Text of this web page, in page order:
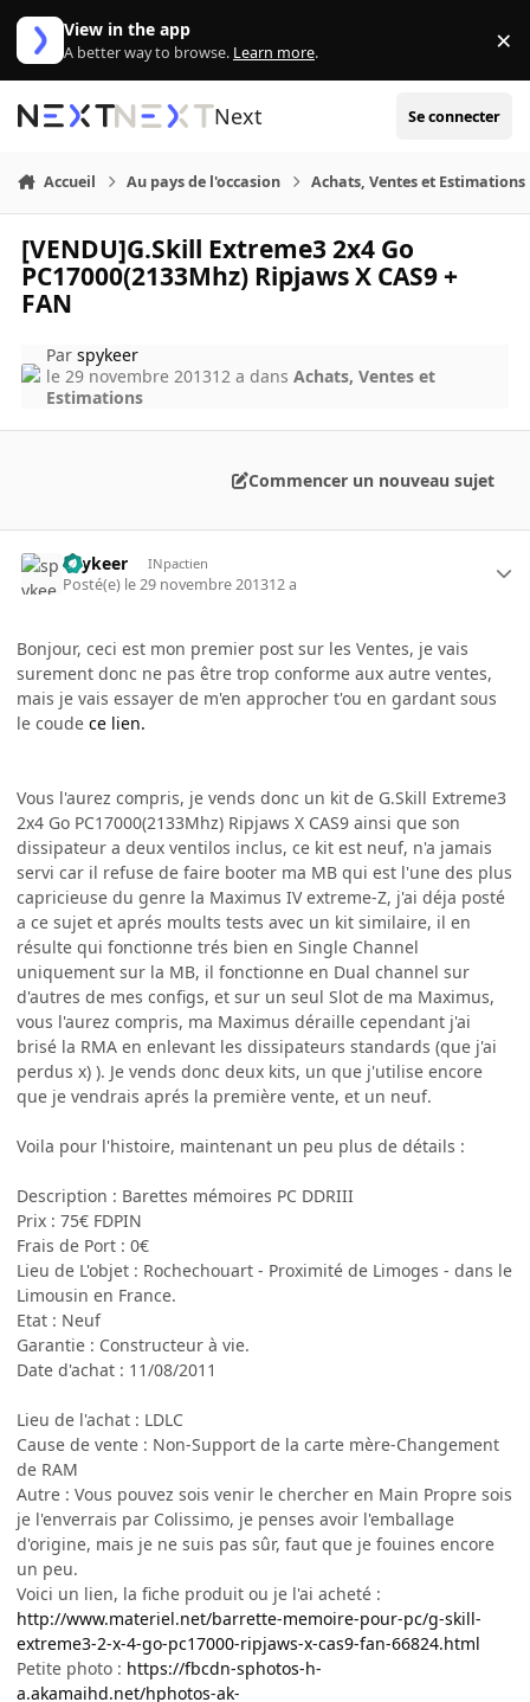
Aller au contenu
View in the app
A better way to browse. Learn more. ×
Next Se connecter
Accueil Au pays de l'occasion Achats, Ventes et Estimations
[VENDU]G.Skill Extreme3 2x4 Go
PC17000(2133Mhz) Ripjaws X CAS9 +
FAN
Parspykeer
le 29 novembre 201312 a dansAchats, Ventes et
Estimations
Commencer un nouveau sujet
spykeer INpactien
Posté(e) le 29 novembre 201312 a
Bonjour, ceci est mon premier post sur les Ventes, je vais
surement donc ne pas être trop conforme aux autre ventes,
mais je vais essayer de m'en approcher t'ou en gardant sous
le coude ce lien.
Vous l'aurez compris, je vends donc un kit de G.Skill Extreme3
2x4 Go PC17000(2133Mhz) Ripjaws X CAS9 ainsi que son
dissipateur a deux ventilos inclus, ce kit est neuf, n'a jamais
servi car il refuse de faire booter ma MB qui est l'une des plus
capricieuse du genre la Maximus IV extreme-Z, j'ai déja posté
a ce sujet et aprés moults tests avec un kit similaire, il en
résulte qui fonctionne trés bien en Single Channel
uniquement sur la MB, il fonctionne en Dual channel sur
d'autres de mes configs, et sur un seul Slot de ma Maximus,
vous l'aurez compris, ma Maximus déraille cependant j'ai
brisé la RMA en enlevant les dissipateurs standards (que j'ai
perdus x) ). Je vends donc deux kits, un que j'utilise encore
que je vendrais aprés la première vente, et un neuf.
Voila pour l'histoire, maintenant un peu plus de détails :
Description : Barettes mémoires PC DDRIII
Prix : 75€ FDPIN
Frais de Port : 0€
Lieu de L'objet : Rochechouart - Proximité de Limoges - dans le
Limousin en France.
Etat : Neuf
Garantie : Constructeur à vie.
Date d'achat : 11/08/2011
Lieu de l'achat : LDLC
Cause de vente : Non-Support de la carte mère-Changement
de RAM
Autre : Vous pouvez sois venir le chercher en Main Propre sois
je l'enverrais par Colissimo, je penses avoir l'emballage
d'origine, mais je ne suis pas sûr, faut que je fouines encore
un peu.
Voici un lien, la fiche produit ou je l'ai acheté :
http://www.materiel.net/barrette-memoire-pour-pc/g-skill-
extreme3-2-x-4-go-pc17000-ripjaws-x-cas9-fan-66824.html
Petite photo : https://fbcdn-sphotos-h-
a.akamaihd.net/hphotos-ak-